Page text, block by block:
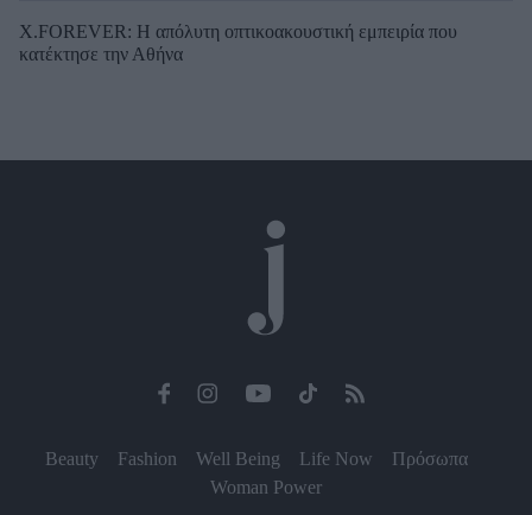
X.FOREVER: Η απόλυτη οπτικοακουστική εμπειρία που
κατέκτησε την Αθήνα
Beauty Fashion Well Being Life Now
Πρόσωπα
Woman Power